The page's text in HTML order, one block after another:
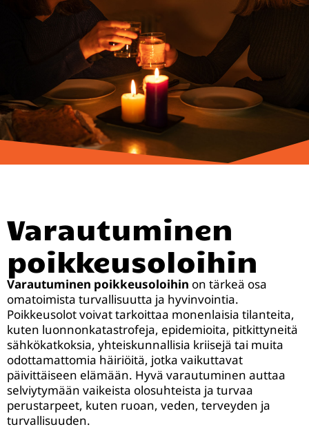
Varautuminen
poikkeusoloihin
Varautuminen poikkeusoloihin on tärkeä osa
omatoimista turvallisuutta ja hyvinvointia.
Poikkeusolot voivat tarkoittaa monenlaisia tilanteita,
kuten luonnonkatastrofeja, epidemioita, pitkittyneitä
sähkökatkoksia, yhteiskunnallisia kriisejä tai muita
odottamattomia häiriöitä, jotka vaikuttavat
päivittäiseen elämään. Hyvä varautuminen auttaa
selviytymään vaikeista olosuhteista ja turvaa
perustarpeet, kuten ruoan, veden, terveyden ja
turvallisuuden.